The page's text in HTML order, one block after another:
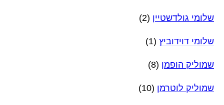
שלומי גולדשטיין (2)
שלומי דוידוביץ (1)
שמוליק הופמן (8)
שמוליק לוטרמן (10)